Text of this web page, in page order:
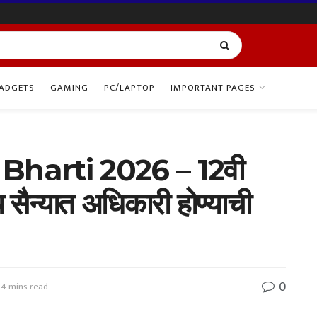
GAMING PC/LAPTOP IMPORTANT PAGES
2026 – 12वी
सैन्यात अधिकारी होण्याची
mins read 0